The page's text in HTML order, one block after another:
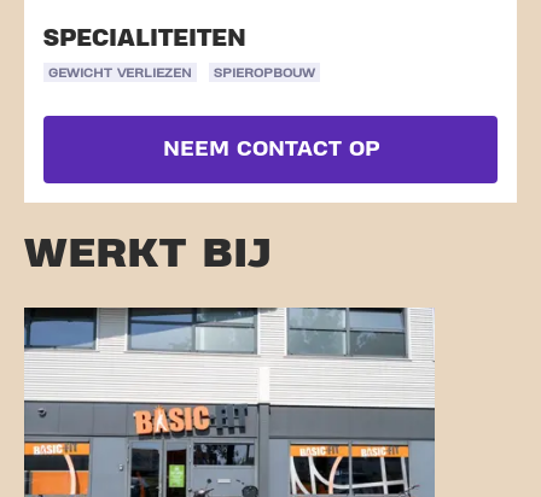
SPECIALITEITEN
GEWICHT VERLIEZEN SPIEROPBOUW
NEEM CONTACT OP
WERKT BIJ